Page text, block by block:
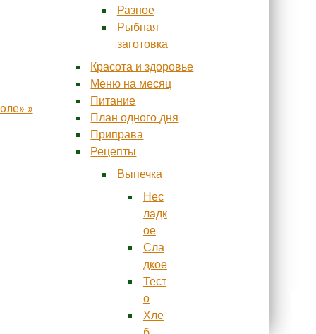
»
Разное
Рыбная
заготовка
Красота и здоровье
Меню на месяц
Питание
План одного дня
Приправа
Рецепты
Выпечка
Нес
ладк
ое
Сла
дкое
Тест
о
Хле